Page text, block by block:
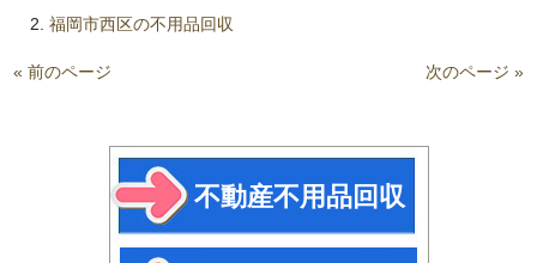
福岡市西区の不用品回収
« 前のページ 次のページ »
不動産不用品回収